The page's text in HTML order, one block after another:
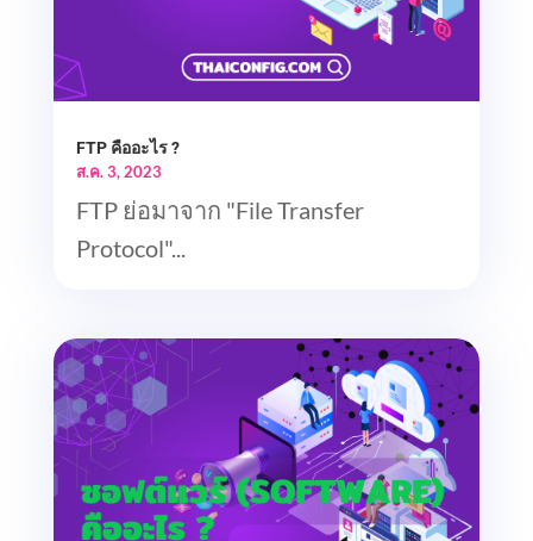
FTP คืออะไร ?
ส.ค. 3, 2023
FTP ย่อมาจาก "File Transfer
Protocol"...